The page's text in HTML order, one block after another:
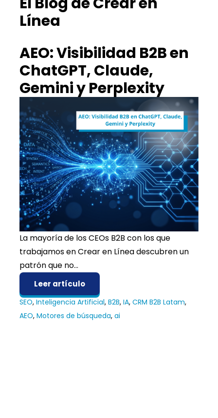
Línea
AEO: Visibilidad B2B en
ChatGPT, Claude,
Gemini y Perplexity
La mayoría de los CEOs B2B con los que
trabajamos en Crear en Línea descubren un
patrón que no...
Leer artículo
SEO, Inteligencia Artificial, B2B, IA, CRM B2B Latam,
AEO, Motores de búsqueda, ai